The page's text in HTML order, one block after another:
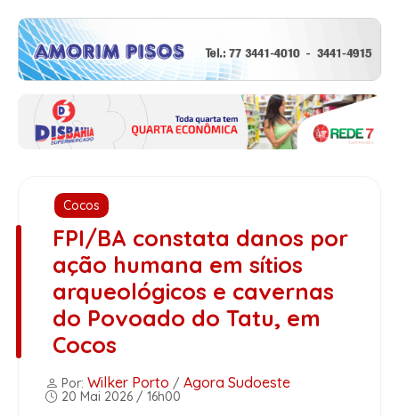
Cocos
FPI/BA constata danos por
ação humana em sítios
arqueológicos e cavernas
do Povoado do Tatu, em
Cocos
Por: Wilker Porto / Agora Sudoeste
20 Mai 2026 / 16h00